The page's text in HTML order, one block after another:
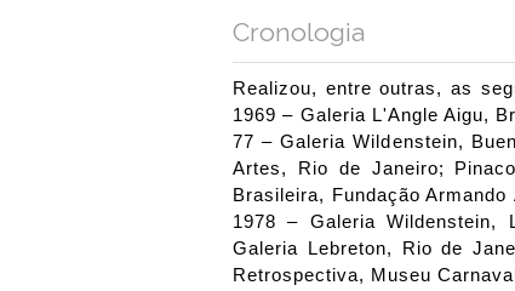
Cronologia
Realizou, entre outras, as
1969 – Galeria L'Angle Aigu,
77 – Galeria Wildenstein,
Artes, Rio de Janeiro;
Brasileira, Fundação
1978 – Galeria Wildenstein,
Galeria Lebreton, Rio de
Retrospectiva, Museu